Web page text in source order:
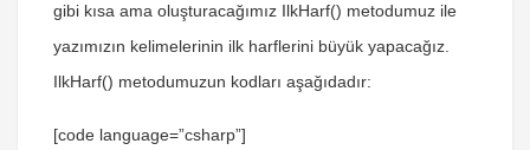
gibi kısa ama oluşturacağımız IlkHarf() metodumuz ile
yazımızın kelimelerinin ilk harflerini büyük yapacağız.
IlkHarf() metodumuzun kodları aşağıdadır:
[code language=”csharp”]